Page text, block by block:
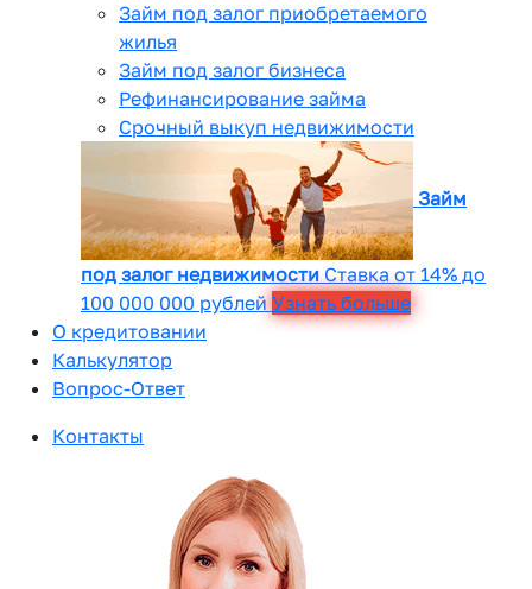
Займ под залог приобретаемого
жилья
Займ под залог бизнеса
Рефинансирование займа
Срочный выкуп недвижимости
Займ
под залог недвижимости Ставка от 14% до
100 000 000 рублей Узнать больше
О кредитовании
Калькулятор
Вопрос-Ответ
Контакты